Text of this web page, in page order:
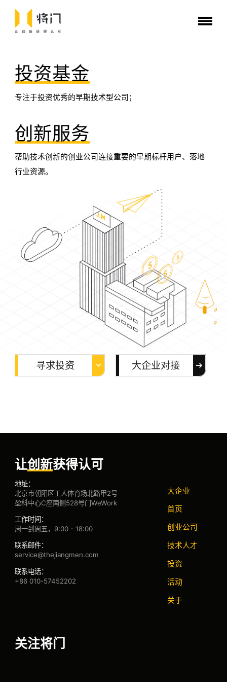
投资基金
专注于投资优秀的早期技术型公司；
创新服务
帮助技术创新的创业公司连接重要的早期标杆用户、落地
行业资源。
寻求投资 大企业对接
让创新获得认可
大企业
首页
创业公司
技术人才
投资
活动
关于
地址：
北京市朝阳区工人体育场北路甲2号
盈科中心C座南侧528号门WeWork
工作时间：
周一到周五，9:00 - 18:00
联系邮件：
service@thejiangmen.com
联系电话：
+86 010-57452202
关注将门